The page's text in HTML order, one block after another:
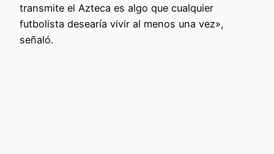
transmite el Azteca es algo que cualquier
futbolista desearía vivir al menos una vez»,
señaló.